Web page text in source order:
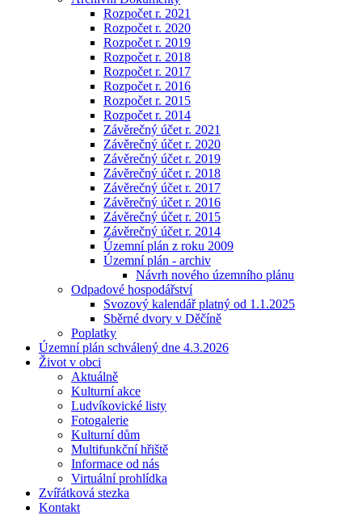
Rozpočet r. 2021
Rozpočet r. 2020
Rozpočet r. 2019
Rozpočet r. 2018
Rozpočet r. 2017
Rozpočet r. 2016
Rozpočet r. 2015
Rozpočet r. 2014
Závěrečný účet r. 2021
Závěrečný účet r. 2020
Závěrečný účet r. 2019
Závěrečný účet r. 2018
Závěrečný účet r. 2017
Závěrečný účet r. 2016
Závěrečný účet r. 2015
Závěrečný účet r. 2014
Územní plán z roku 2009
Územní plán - archiv
Návrh nového územního plánu
Odpadové hospodářství
Svozový kalendář platný od 1.1.2025
Sběrné dvory v Děčíně
Poplatky
Územní plán schválený dne 4.3.2026
Život v obci
Aktuálně
Kulturní akce
Ludvíkovické listy
Fotogalerie
Kulturní dům
Multifunkční hřiště
Informace od nás
Virtuální prohlídka
Zvířátková stezka
Kontakt